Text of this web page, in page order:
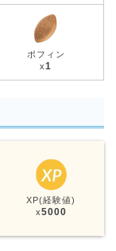
ポフィン
x1
XP(経験値)
x5000